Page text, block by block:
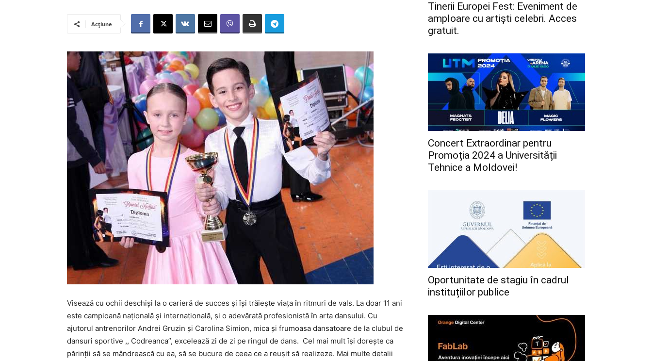
Acțiune
Visează cu ochii deschiși la o carieră de succes și își trăiește viața în ritmuri de vals. La doar 11 ani
este campioană națională și internațională, și o adevărată profesionistă în arta dansului. Cu
ajutorul antrenorilor Andrei Gruzin și Carolina Simion, mica și frumoasa dansatoare de la clubul de
dansuri sportive ,, Codreanca”, excelează zi de zi pe ringul de dans. Cel mai mult îşi doreşte ca
părinţii să se mândrească cu ea, să se bucure de ceea ce a reuşit să realizeze. Mai multe detalii
Tinerii Europei Fest: Eveniment de
amploare cu artiști celebri. Acces
gratuit.
Concert Extraordinar pentru
Promoția 2024 a Universității
Tehnice a Moldovei!
Oportunitate de stagiu în cadrul
instituțiilor publice